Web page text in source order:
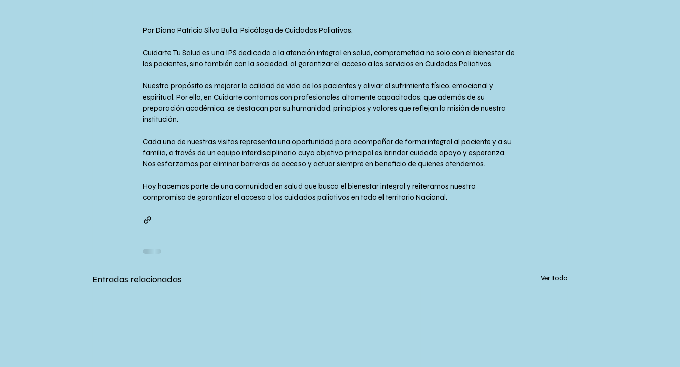
Por Diana Patricia Silva Bulla, Psicóloga de Cuidados Paliativos.
Cuidarte Tu Salud es una IPS dedicada a la atención integral en salud, comprometida no solo con el bienestar de
los pacientes, sino también con la sociedad, al garantizar el acceso a los servicios en Cuidados Paliativos.
Nuestro propósito es mejorar la calidad de vida de los pacientes y aliviar el sufrimiento físico, emocional y
espiritual. Por ello, en Cuidarte contamos con profesionales altamente capacitados, que además de su
preparación académica, se destacan por su humanidad, principios y valores que reflejan la misión de nuestra
institución.
Cada una de nuestras visitas representa una oportunidad para acompañar de forma integral al paciente y a su
familia, a través de un equipo interdisciplinario cuyo objetivo principal es brindar cuidado apoyo y esperanza.
Nos esforzamos por eliminar barreras de acceso y actuar siempre en beneficio de quienes atendemos.
Hoy hacemos parte de una comunidad en salud que busca el bienestar integral y reiteramos nuestro
compromiso de garantizar el acceso a los cuidados paliativos en todo el territorio Nacional.
Entradas relacionadas Ver todo